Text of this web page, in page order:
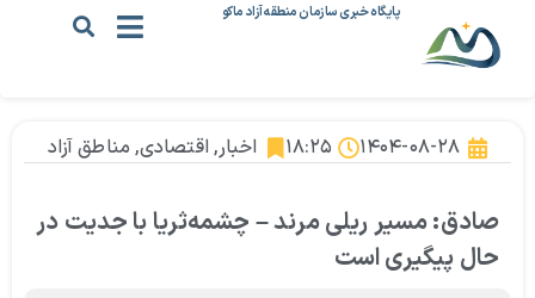
پایگاه خبری سازمان منطقه آزاد ماکو
۱۴۰۴-۰۸-۲۸ ۱۸:۲۵ اخبار, اقتصادی, مناطق آزاد
صادق: مسیر ریلی مرند – چشمه‌ثریا با جدیت در
حال پیگیری است